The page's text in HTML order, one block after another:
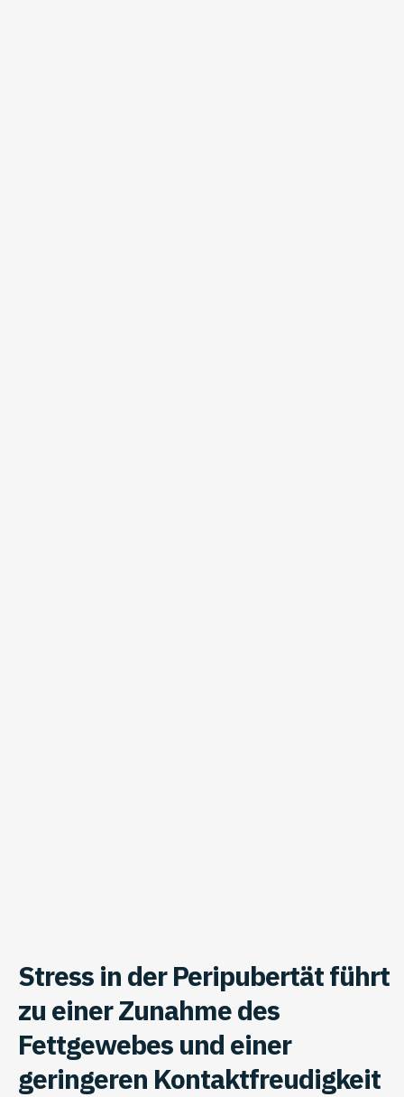
Stress in der Peripubertät führt
zu einer Zunahme des
Fettgewebes und einer
geringeren Kontaktfreudigkeit